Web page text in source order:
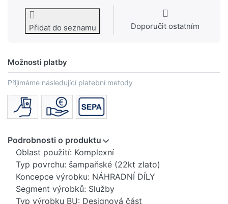
Přidat do seznamu Doporučit ostatním
Možnosti platby
Přijímáme následující platební metody
Podrobnosti o produktu
Oblast použití: Komplexní
Typ povrchu: šampaňské (22kt zlato)
Koncepce výrobku: NÁHRADNÍ DÍLY
Segment výrobků: Služby
Typ výrobku BU: Designová část